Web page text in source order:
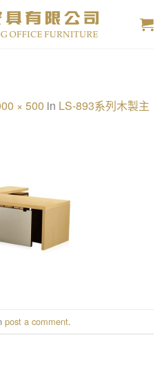
× 500 in LS-893系列木製主
post a comment.